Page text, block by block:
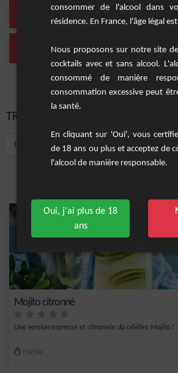
rhum blanc
(1 Cocktail)
(1 Cocktail)
TRIER PAR:
Mojito citronné
Une version expresse et citronnée du célèbre Mojito !
Facile
consommer de l'alcool dans
résidence. En France, l'âge légal
Nous proposons sur notre site
cocktails avec et sans alcool.
consommé de manière
consommation excessive peut
la santé.
En cliquant sur 'Oui', vous
de 18 ans ou plus et acceptez de
l'alcool de manière responsable.
Oui, j'ai plus de 18
ans